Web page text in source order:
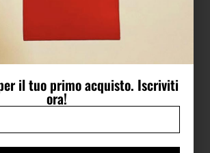
il tuo primo acquisto. Iscriviti
ora!